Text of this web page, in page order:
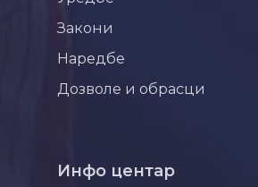
Закони
Наредбе
Дозволе и обрасци
Инфо центар